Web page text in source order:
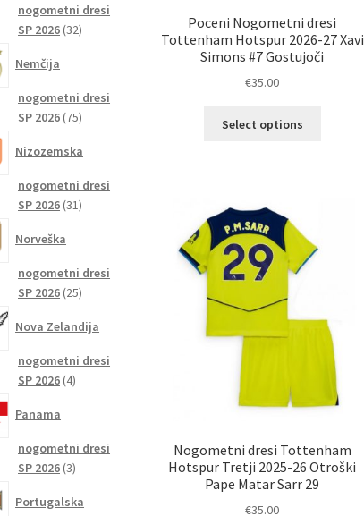
Poceni Nogometni dresi
Tottenham Hotspur 2026-27 Xavi
Simons #7 Gostujoči
€35.00
Select options
Nogometni dresi Tottenham
Hotspur Tretji 2025-26 Otroški
Pape Matar Sarr 29
€35.00
nogometni dresi
SP 2026 3232
Nemčija
nogometni dresi
SP 2026 7575
Nizozemska
nogometni dresi
SP 2026 3131
Norveška
nogometni dresi
SP 2026 2525
Nova Zelandija
nogometni dresi
SP 2026 44
Panama
nogometni dresi
SP 2026 33
Portugalska